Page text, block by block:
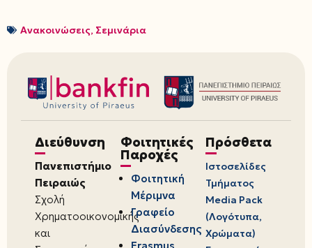
Ανακοινώσεις, Σεμινάρια
Διεύθυνση
Πανεπιστήμιο
Πειραιώς
Σχολή
Χρηματοοικονομικής
και
Φοιτητικές
Παροχές
Φοιτητική
Μέριμνα
Γραφείο
Διασύνδεσης
Πρόσθετα
Ιστοσελίδες
Τμήματος
Media Pack
(Λογότυπα,
Χρώματα)